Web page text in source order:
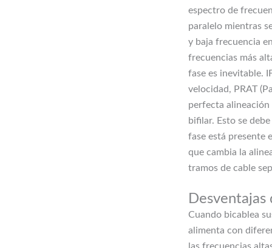
espectro de
paralelo mientras
y baja frecuencia
frecuencias más
fase es inevitable.
velocidad, PRAT
perfecta
bifilar. Esto se
fase está presente
que cambia la
tramos de cable
Cuando bicablea
alimenta con